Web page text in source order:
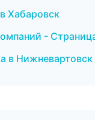
Хабаровск
-
в Нижневартовск